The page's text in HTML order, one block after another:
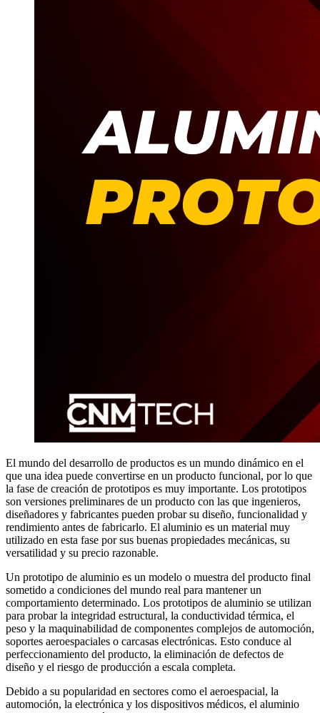
El mundo del desarrollo de productos es un mundo dinámico en el
que una idea puede convertirse en un producto funcional, por lo que
la fase de creación de prototipos es muy importante. Los prototipos
son versiones preliminares de un producto con las que ingenieros,
diseñadores y fabricantes pueden probar su diseño, funcionalidad y
rendimiento antes de fabricarlo. El aluminio es un material muy
utilizado en esta fase por sus buenas propiedades mecánicas, su
versatilidad y su precio razonable.
Un prototipo de aluminio es un modelo o muestra del producto final
sometido a condiciones del mundo real para mantener un
comportamiento determinado. Los prototipos de aluminio se utilizan
para probar la integridad estructural, la conductividad térmica, el
peso y la maquinabilidad de componentes complejos de automoción,
soportes aeroespaciales o carcasas electrónicas. Esto conduce al
perfeccionamiento del producto, la eliminación de defectos de
diseño y el riesgo de producción a escala completa.
Debido a su popularidad en sectores como el aeroespacial, la
automoción, la electrónica y los dispositivos médicos, el aluminio